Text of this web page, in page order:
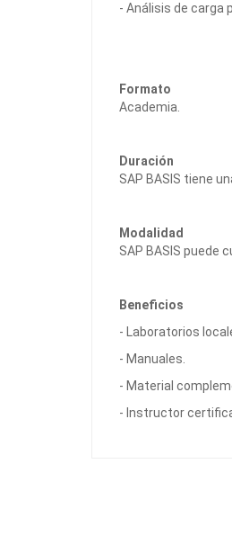
- Análisis de carga
Formato
Academia.
Duración
SAP BASIS tiene
Modalidad
SAP BASIS puede
Beneficios
- Laboratorios
- Manuales.
- Material
- Instructor